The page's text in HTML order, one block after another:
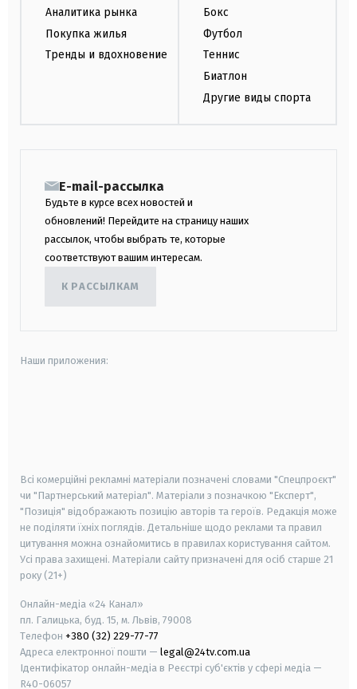
Аналитика рынка
Покупка жилья
Тренды и вдохновение
Бокс
Футбол
Теннис
Биатлон
Другие виды спорта
E-mail-рассылка
Будьте в курсе всех новостей и
обновлений! Перейдите на страницу наших
рассылок, чтобы выбрать те, которые
соответствуют вашим интересам.
К РАССЫЛКАМ
Наши приложения:
Всі комерційні рекламні матеріали позначені словами "Спецпроєкт"
чи "Партнерський матеріал". Матеріали з позначкою "Експерт",
"Позиція" відображають позицію авторів та героїв. Редакція може
не поділяти їхніх поглядів. Детальніше щодо реклами та правил
цитування можна ознайомитись в правилах користування сайтом.
Усі права захищені. Матеріали сайту призначені для осіб старше 21
року (21+)
Онлайн-медіа «24 Канал»
пл. Галицька, буд. 15, м. Львів, 79008
Телефон +380 (32) 229-77-77
Адреса електронної пошти — legal@24tv.com.ua
Ідентифікатор онлайн-медіа в Реєстрі суб'єктів у сфері медіа —
R40-06057